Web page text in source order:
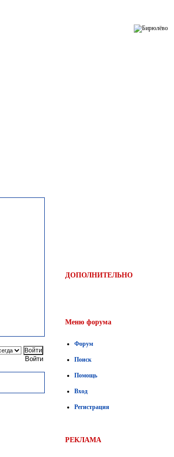
Войти
ДОПОЛНИТЕЛЬНО
Меню форума
Форум
Поиск
Помощь
Вход
Регистрация
РЕКЛАМА